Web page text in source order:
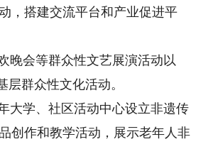
，搭建交流平台和产业促进平
会等群众性文艺展演活动以
群众性文化活动。
学、社区活动中心设立非遗传
创作和教学活动，展示老年人非